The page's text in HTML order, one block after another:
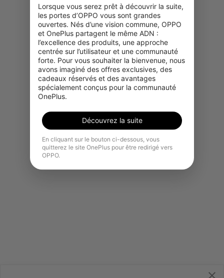
Désolé, ce produit n'est
temporairement pas disponible à
l'achat dans votre région.
Voir plus de produits
Lorsque vous serez prêt à découvrir la suite,
les portes d’OPPO vous sont grandes
ouvertes. Nés d’une vision commune, OPPO
et OnePlus partagent le même ADN :
l’excellence des produits, une approche
centrée sur l’utilisateur et une communauté
forte. Pour vous souhaiter la bienvenue, nous
avons imaginé des offres exclusives, des
cadeaux réservés et des avantages
spécialement conçus pour la communauté
OnePlus.
Découvrez la suite
En cliquant sur le bouton ci-dessous, vous
quitterez le site OnePlus pour être redirigé vers
OPPO.